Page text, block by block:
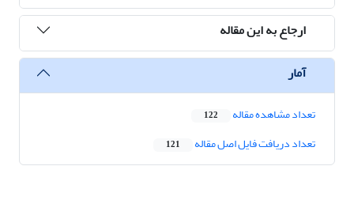
ارجاع به این مقاله
آمار
تعداد مشاهده مقاله 122
تعداد دریافت فایل اصل مقاله 121